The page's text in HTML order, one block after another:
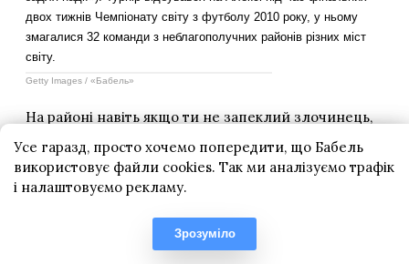
Усе гаразд, просто хочемо попередити, що Бабель
використовує файли cookies. Так ми аналізуємо трафік
і налаштовуємо рекламу.
Зрозуміло